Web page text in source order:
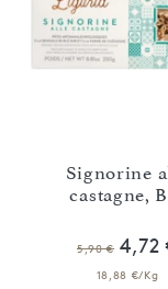
Signorine
castagne,
5,90 € 4,72
18,88 €/Kg